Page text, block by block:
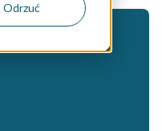
Odrzuć